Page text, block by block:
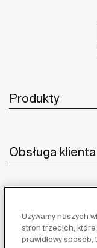
Produkty
Obsługa klienta
Używamy naszych
stron trzecich,
prawidłowy